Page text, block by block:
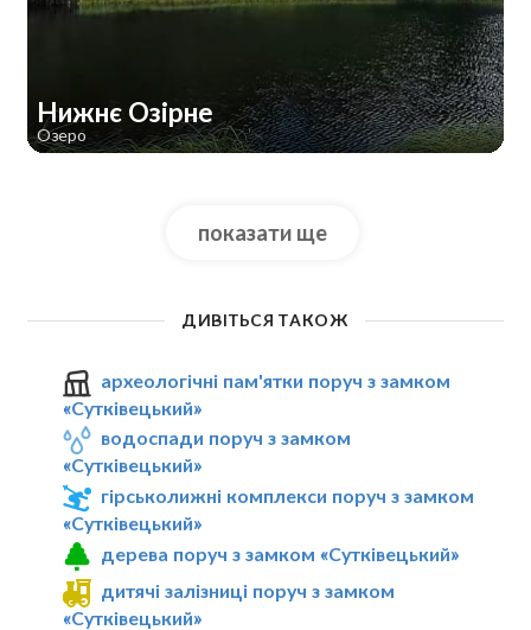
Нижнє Озірне
Озеро
показати ще
ДИВІТЬСЯ ТАКОЖ
археологічні пам'ятки поруч з замком
«Сутківецький»
водоспади поруч з замком
«Сутківецький»
гірськолижні комплекси поруч з замком
«Сутківецький»
дерева поруч з замком «Сутківецький»
дитячі залізниці поруч з замком
«Сутківецький»